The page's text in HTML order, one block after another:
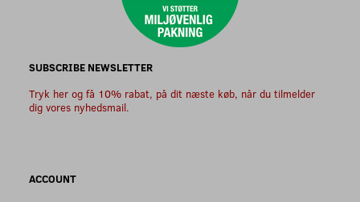
SUBSCRIBE NEWSLETTER
Tryk her og få 10% rabat, på dit næste køb, når du tilmelder
dig vores nyhedsmail.
ACCOUNT